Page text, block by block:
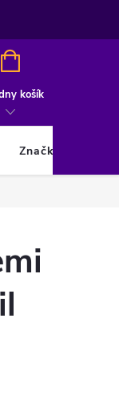
NÁKUPNÝ
košík
Značky